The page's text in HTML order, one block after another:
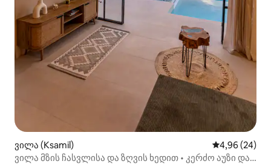
ვილა (Ksamil) საშუალო
4,96 (24)
ვილა მზის ჩასვლისა და ზღვის ხედით • კერძო აუზი და